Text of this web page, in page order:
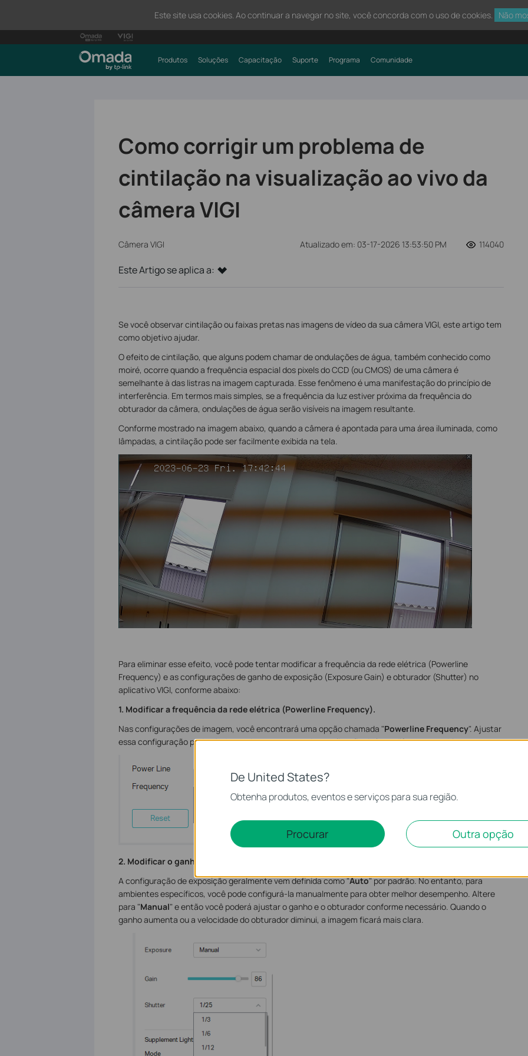
Este site usa cookies. Ao continuar a navegar no site, você concorda com o uso de cookies. Não
Produtos Soluções Capacitação Suporte Programa Comunidade
Como corrigir um problema de
cintilação na visualização ao vivo da
câmera VIGI
Câmera VIGI Atualizado em: 03-17-2026 13:53:50 PM 114040
Este Artigo se aplica a:
Se você observar cintilação ou faixas pretas nas imagens de vídeo da sua câmera VIGI, este artigo tem
como objetivo ajudar.
O efeito de cintilação, que alguns podem chamar de ondulações de água, também conhecido como
moiré, ocorre quando a frequência espacial dos pixels do CCD (ou CMOS) de uma câmera é
semelhante à das listras na imagem capturada. Esse fenômeno é uma manifestação do princípio de
interferência. Em termos mais simples, se a frequência da luz estiver próxima da frequência do
obturador da câmera, ondulações de água serão visíveis na imagem resultante.
Conforme mostrado na imagem abaixo, quando a câmera é apontada para uma área iluminada, como
lâmpadas, a cintilação pode ser facilmente exibida na tela.
Para eliminar esse efeito, você pode tentar modificar a frequência da rede elétrica (Powerline
Frequency) e as configurações de ganho de exposição (Exposure Gain) e obturador (Shutter) no
aplicativo VIGI, conforme abaixo:
1. Modificar a frequência da rede elétrica (Powerline Frequency).
Nas configurações de imagem, você encontrará uma opção chamada "Powerline Frequency". Ajustar
essa configuração pode ajudar a adaptar o tempo de atualização da luz a diferentes ambientes.
2. Modificar o ganho de exposição (Exposure Gain) e o obturador (Shutter).
A configuração de exposição geralmente vem definida como "Auto" por padrão. No entanto, para
ambientes específicos, você pode configurá-la manualmente para obter melhor desempenho. Altere
para "Manual" e então você poderá ajustar o ganho e o obturador conforme necessário. Quando o
ganho aumenta ou a velocidade do obturador diminui, a imagem ficará mais clara.
De United States?
Obtenha produtos, eventos e serviços para sua região.
Procurar Outra opção